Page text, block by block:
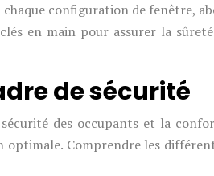
configuration de fenêtre,
en main pour assurer la
de sécurité
des occupants et la
Comprendre les